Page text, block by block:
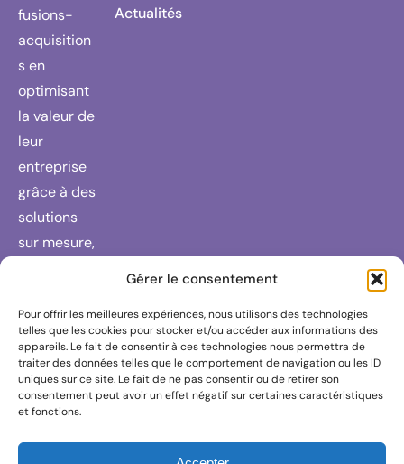
Gérer le consentement
Pour offrir les meilleures expériences, nous utilisons des technologies
telles que les cookies pour stocker et/ou accéder aux informations des
appareils. Le fait de consentir à ces technologies nous permettra de
traiter des données telles que le comportement de navigation ou les ID
uniques sur ce site. Le fait de ne pas consentir ou de retirer son
consentement peut avoir un effet négatif sur certaines caractéristiques
et fonctions.
fusions-
acquisition
s en
optimisant
la valeur de
leur
entreprise
grâce à des
solutions
sur mesure,
partenaires
fiables et
un
engagemen
t RSE fort.
Actualités